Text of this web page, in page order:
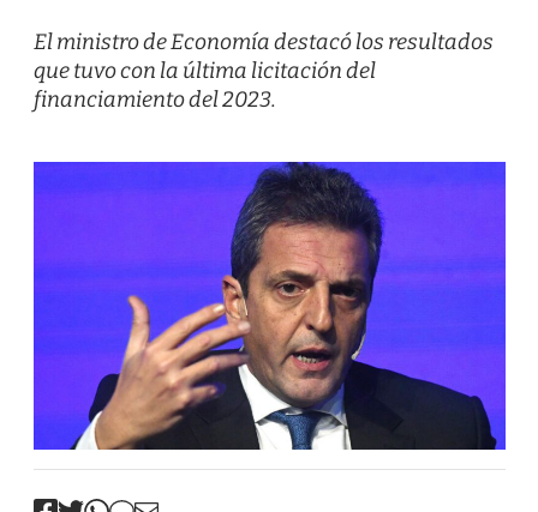
El ministro de Economía destacó los resultados
que tuvo con la última licitación del
financiamiento del 2023.